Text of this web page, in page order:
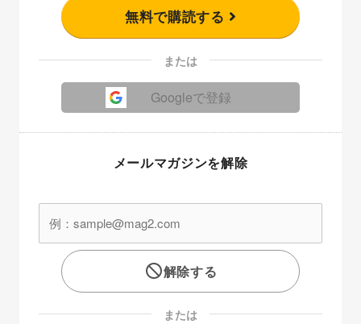
無料で購読する
または
Googleで登録
メールマガジンを解除
解除する
または